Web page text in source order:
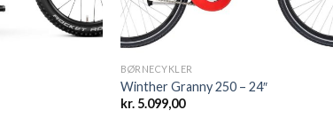
BØRNECYKLER
Winther Granny 250 – 24″
kr. 5.099,00